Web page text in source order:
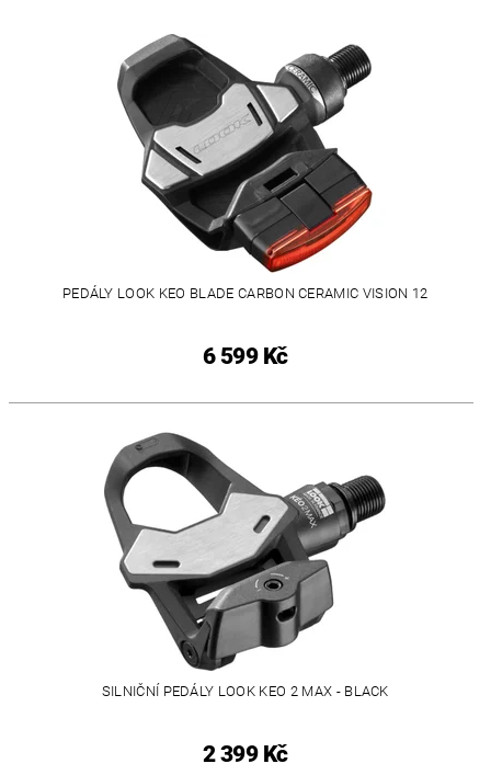
PEDÁLY LOOK KEO BLADE CARBON CERAMIC VISION 12
6 599 Kč
SILNIČNÍ PEDÁLY LOOK KEO 2 MAX - BLACK
2 399 Kč